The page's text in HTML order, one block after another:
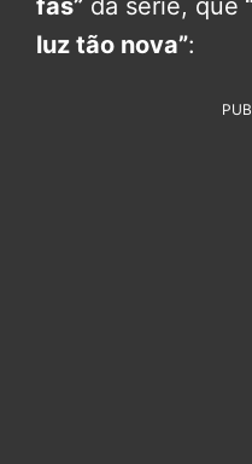
fãs” da série, que
luz tão nova”: